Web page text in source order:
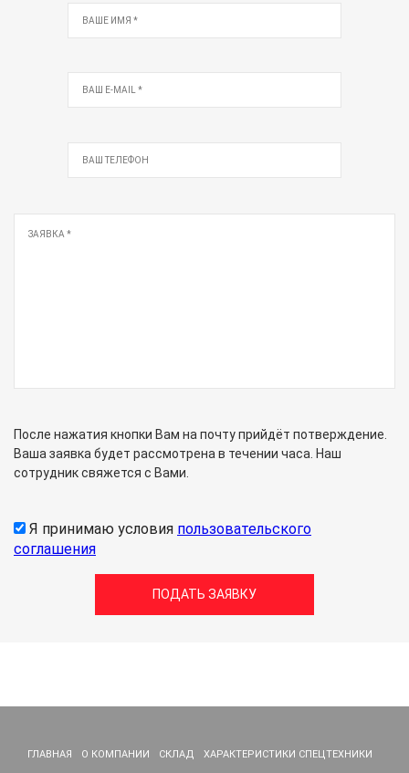
После нажатия кнопки Вам на почту прийдёт потверждение.
Ваша заявка будет рассмотрена в течении часа. Наш
сотрудник свяжется с Вами.
Я принимаю условия пользовательского
соглашения
ГЛАВНАЯ О КОМПАНИИ СКЛАД
ХАРАКТЕРИСТИКИ СПЕЦТЕХНИКИ